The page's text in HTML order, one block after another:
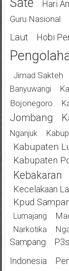
Hari
Guru Nasional
Laut
Hobi
Jimad Sakteh
Banyuwangi
Bojonegoro
Jombang
Nganjuk
Kabupaten
Kabupaten
Kebakaran
Kecelakaan
Kpud
Lumajang
Narkotika
Sampang
Indonesia